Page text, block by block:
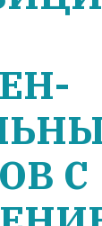
С